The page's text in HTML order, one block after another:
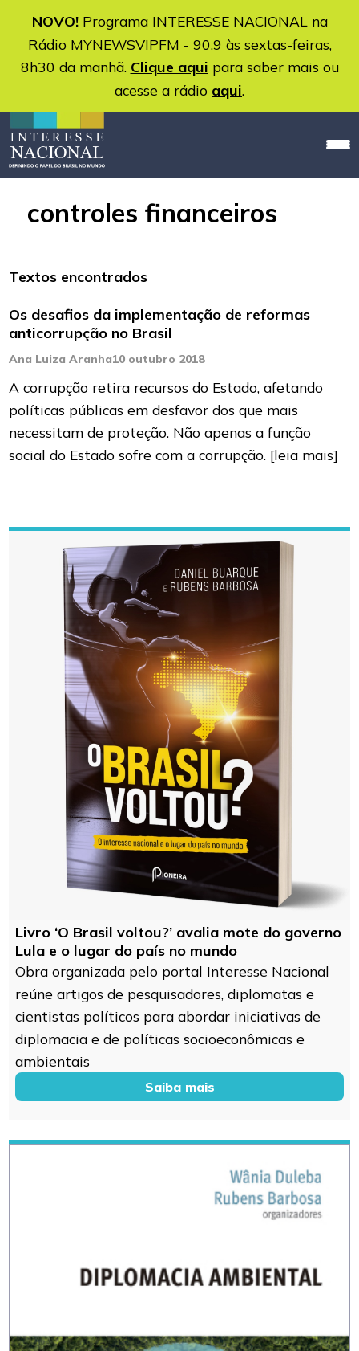
NOVO!Programa INTERESSE NACIONAL na
Rádio MYNEWSVIPFM - 90.9 às sextas-feiras,
8h30 da manhã. Clique aqui para saber mais ou
acesse a rádio aqui.
controles financeiros
Textos encontrados
Os desafios da implementação de reformas
anticorrupção no Brasil
Ana Luiza Aranha10 outubro 2018
A corrupção retira recursos do Estado, afetando
políticas públicas em desfavor dos que mais
necessitam de proteção. Não apenas a função
social do Estado sofre com a corrupção. [leia mais]
Livro ‘O Brasil voltou?’ avalia mote do governo
Lula e o lugar do país no mundo
Obra organizada pelo portal Interesse Nacional
reúne artigos de pesquisadores, diplomatas e
cientistas políticos para abordar iniciativas de
diplomacia e de políticas socioeconômicas e
ambientais
Saiba mais